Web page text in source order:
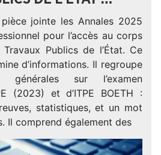
jointe les Annales 2025
pour l’accès au corps
Publics de l’État. Ce
d’informations. Il regroupe
générales sur l’examen
(2023) et d’ITPE BOETH :
statistiques, et un mot
Il comprend également des